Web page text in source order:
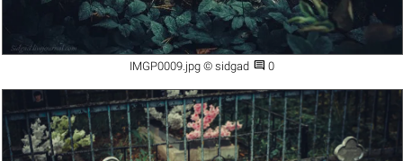
IMGP0009.jpg © sidgad  0